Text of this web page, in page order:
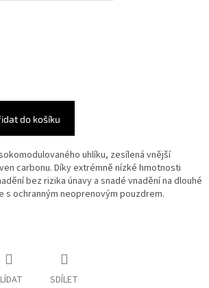
do košíku
uhlíku, zesílená vnější
carbonu. Díky extrémně nízké hmotnosti
bez rizika únavy a snadé vnadění na dlouhé
s ochranným neoprenovým pouzdrem.
SDÍLET